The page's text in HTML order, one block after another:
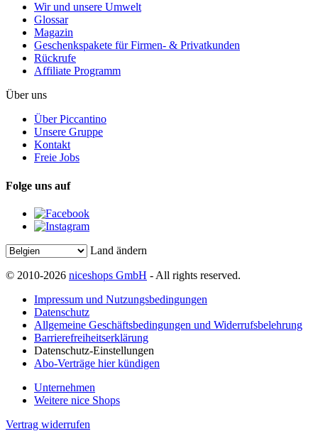
Wir und unsere Umwelt
Glossar
Magazin
Geschenkspakete für Firmen- & Privatkunden
Rückrufe
Affiliate Programm
Über uns
Über Piccantino
Unsere Gruppe
Kontakt
Freie Jobs
Folge uns auf
Land ändern
© 2010-2026 niceshops GmbH - All rights reserved.
Impressum und Nutzungsbedingungen
Datenschutz
Allgemeine Geschäftsbedingungen und Widerrufsbelehrung
Barrierefreiheitserklärung
Datenschutz-Einstellungen
Abo-Verträge hier kündigen
Unternehmen
Weitere nice Shops
Vertrag widerrufen